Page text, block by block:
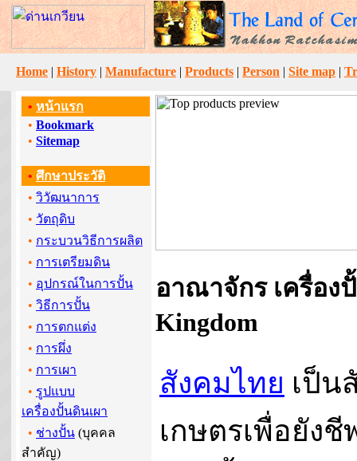
Home | History | Manufacture | Products | Person | Site map |
• หน้าแรก
• Bookmark
• Sitemap
• ศึกษาประวัติ
• วิวัฒนาการ
• วัตถุดิบ
• กระบวนวิธีการผลิต
• การเตรียมดิน
• อุปกรณ์ในการปั้น
• วิธีการปั้น
• การตกแต่ง
• การผึ่ง
• การเผา
• รูปแบบ
เครื่องปั้นดินเผา
• ช่างปั้น (บุคคล
สำคัญ)
อาณาจักร เครื่อง
Kingdom
สังคมไทย เป็น
เกษตรเพื่อยังชี